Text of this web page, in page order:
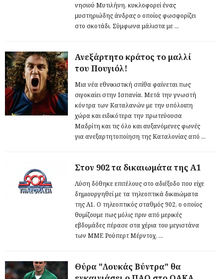
νησιού Μυτιλήνη, κυκλοφορεί ένας
μυστηριώδης άνδρας ο οποίος φωσφορίζει
στο σκοτάδι. Σύμφωνα μάλιστα με ...
Ανεξάρτητο κράτος το μαλλί
του Πουγιόλ!
Μια νέα εθνικιστική σπίθα φαίνεται πως
σιγοκαίει στην Ισπανία. Μετά την γνωστή
κόντρα των Καταλανών με την υπόλοιπη
χώρα και ειδικότερα την πρωτεύουσα
Μαδρίτη και τις όλο και αυξανόμενες φωνές
για ανεξαρτητοποίηση της Καταλονίας από ...
Στον 902 τα δικαιωμάτα της Α1
Λύση δόθηκε επιτέλους στο αδιέξοδο που είχε
δημιουργηθεί με τα τηλεοπτικά δικαιώματα
της Α1. Ο τηλεοπτικός σταθμός 902, ο οποίος
θυμίζουμε πως μόλις πριν από μερικές
εβδομάδες πέρασε στα χέρια του μεγιστάνα
των ΜΜΕ Ρούπερτ Μέρντοχ, ...
Θύρα "Λουκάς Βύντρα" θα